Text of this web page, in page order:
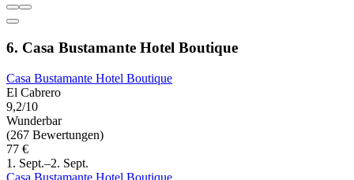
6. Casa Bustamante Hotel Boutique
Casa Bustamante Hotel Boutique
El Cabrero
9,2/10
Wunderbar
(267 Bewertungen)
77 €
1. Sept.–2. Sept.
Casa Bustamante Hotel Boutique